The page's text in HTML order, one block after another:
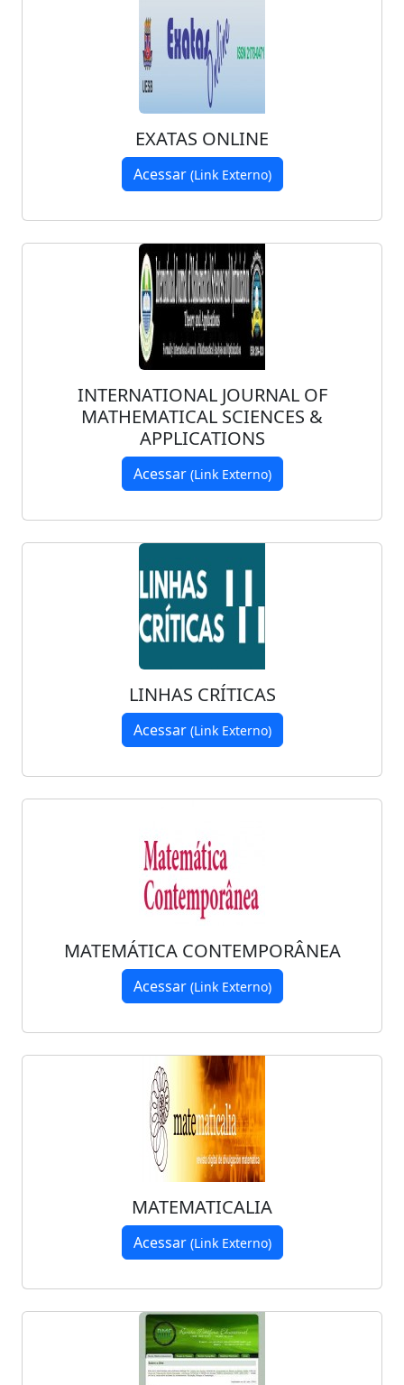
EXATAS ONLINE
Acessar (Link Externo)
INTERNATIONAL JOURNAL OF
MATHEMATICAL SCIENCES &
APPLICATIONS
Acessar (Link Externo)
LINHAS CRÍTICAS
Acessar (Link Externo)
MATEMÁTICA CONTEMPORÂNEA
Acessar (Link Externo)
MATEMATICALIA
Acessar (Link Externo)